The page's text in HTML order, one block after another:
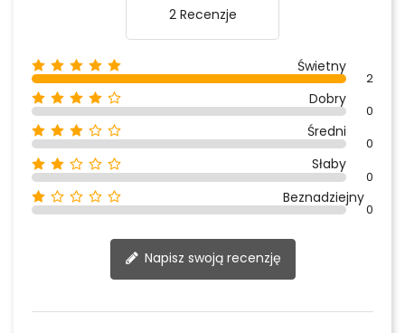
2 Recenzje
Świetny
2
Dobry
0
Średni
0
Słaby
0
Beznadziejny
0
Napisz swoją recenzję